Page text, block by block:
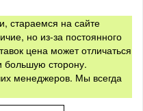
стараемся на сайте
но из-за постоянного
цена может отличаться
большую сторону.
менеджеров. Мы всегда